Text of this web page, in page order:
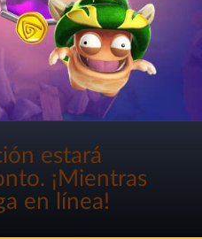
estará
¡Mientras
en línea!